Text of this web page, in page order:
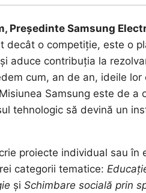
Președinte Samsung
decât o competiție, este o
aduce contribuția la
cum, an de an, ideile
Samsung este de
tehnologic să devină un
proiecte individual sau
categorii tematice:
și Schimbare socială prin